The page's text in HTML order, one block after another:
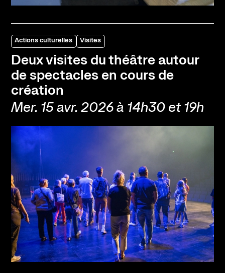
Actions culturelles Visites
Deux visites du théâtre autour
de spectacles en cours de
création
Mer. 15 avr. 2026 à 14h30 et 19h